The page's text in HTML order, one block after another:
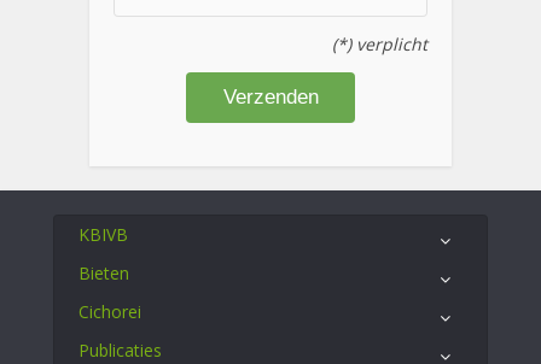
(*) verplicht
KBIVB
Bieten
Cichorei
Publicaties